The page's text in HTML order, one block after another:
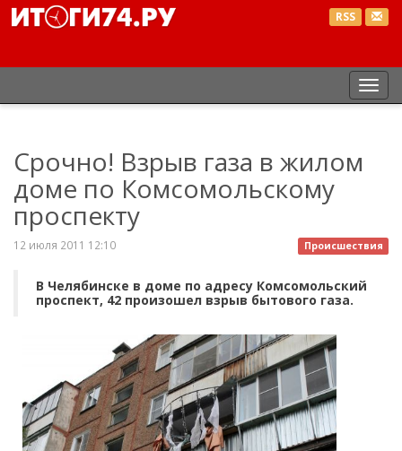
RSS
Срочно! Взрыв газа в жилом
доме по Комсомольскому
проспекту
Происшествия
12 июля 2011 12:10
В Челябинске в доме по адресу Комсомольский
проспект, 42 произошел взрыв бытового газа.